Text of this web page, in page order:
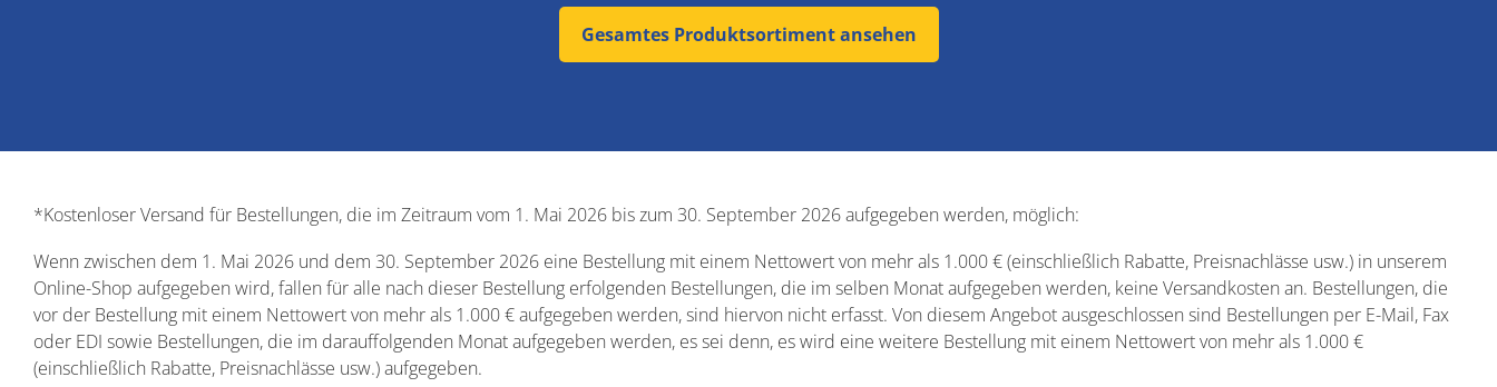
Gesamtes Produktsortiment ansehen
*Kostenloser Versand für Bestellungen, die im Zeitraum vom 1. Mai 2026 bis zum 30. September 2026 aufgegeben werden, möglich:
Wenn zwischen dem 1. Mai 2026 und dem 30. September 2026 eine Bestellung mit einem Nettowert von mehr als 1.000 € (einschließlich Rabatte, Preisnachlässe usw.) in unserem
Online-Shop aufgegeben wird, fallen für alle nach dieser Bestellung erfolgenden Bestellungen, die im selben Monat aufgegeben werden, keine Versandkosten an. Bestellungen, die
vor der Bestellung mit einem Nettowert von mehr als 1.000 € aufgegeben werden, sind hiervon nicht erfasst. Von diesem Angebot ausgeschlossen sind Bestellungen per E-Mail, Fax
oder EDI sowie Bestellungen, die im darauffolgenden Monat aufgegeben werden, es sei denn, es wird eine weitere Bestellung mit einem Nettowert von mehr als 1.000 €
(einschließlich Rabatte, Preisnachlässe usw.) aufgegeben.